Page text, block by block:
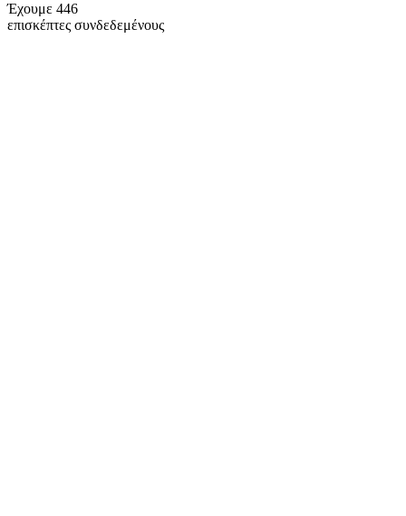
Έχουμε 446
επισκέπτες συνδεδεμένους